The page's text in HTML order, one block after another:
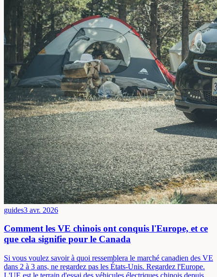
guides3 avr. 2026
Comment les VE chinois ont conquis l'Europe, et ce
que cela signifie pour le Canada
Si vous voulez savoir à quoi ressemblera le marché canadien des VE
dans 2 à 3 ans, ne regardez pas les États-Unis. Regardez l'Europe.